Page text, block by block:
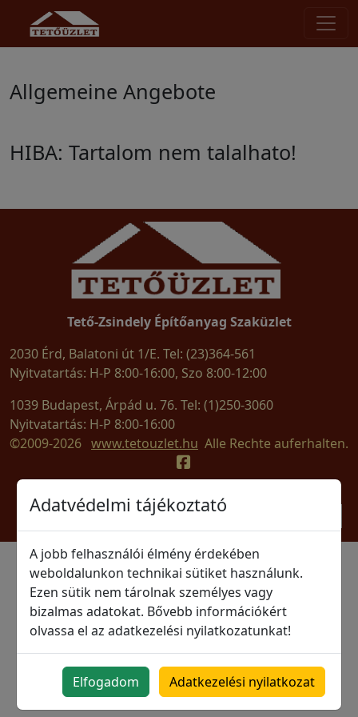
Allgemeine Angebote
HIBA: Tartalom nem talalhato!
Tető-Zsindely Építőanyag Szaküzlet
2030 Érd, Balatoni út 1/E. Tel: (23)364-561
Nyitvatartás: H-P 8:00-16:00, Szo 8:00-12:00
1039 Budapest, Árpád u. 76. Tel: (1)250-3060
Nyitvatartás: H-P 8:00-16:00
©2009-2026 www.tetouzlet.hu Alle Rechte auferhalten.
Adatvédelmi tájékoztató
A jobb felhasználói élmény érdekében
weboldalunkon technikai sütiket használunk.
Ezen sütik nem tárolnak személyes vagy
bizalmas adatokat. Bővebb információkért
olvassa el az adatkezelési nyilatkozatunkat!
Elfogadom Adatkezelési nyilatkozat